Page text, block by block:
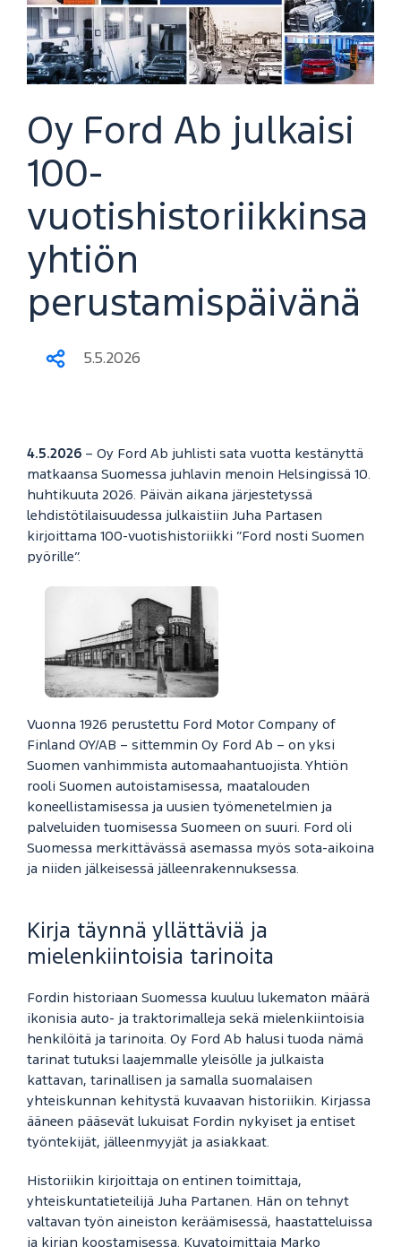
Oy Ford Ab julkaisi
100-
vuotishistoriikkinsa
yhtiön
perustamispäivänä
Jaa 5.5.2026
4.5.2026 – Oy Ford Ab juhlisti sata vuotta kestänyttä
matkaansa Suomessa juhlavin menoin Helsingissä 10.
huhtikuuta 2026. Päivän aikana järjestetyssä
lehdistötilaisuudessa julkaistiin Juha Partasen
kirjoittama 100-vuotishistoriikki ”Ford nosti Suomen
pyörille”.
Vuonna 1926 perustettu Ford Motor Company of
Finland OY/AB – sittemmin Oy Ford Ab – on yksi
Suomen vanhimmista automaahantuojista. Yhtiön
rooli Suomen autoistamisessa, maatalouden
koneellistamisessa ja uusien työmenetelmien ja
palveluiden tuomisessa Suomeen on suuri. Ford oli
Suomessa merkittävässä asemassa myös sota-aikoina
ja niiden jälkeisessä jälleenrakennuksessa.
Kirja täynnä yllättäviä ja
mielenkiintoisia tarinoita
Fordin historiaan Suomessa kuuluu lukematon määrä
ikonisia auto- ja traktorimalleja sekä mielenkiintoisia
henkilöitä ja tarinoita. Oy Ford Ab halusi tuoda nämä
tarinat tutuksi laajemmalle yleisölle ja julkaista
kattavan, tarinallisen ja samalla suomalaisen
yhteiskunnan kehitystä kuvaavan historiikin. Kirjassa
ääneen pääsevät lukuisat Fordin nykyiset ja entiset
työntekijät, jälleenmyyjät ja asiakkaat.
Historiikin kirjoittaja on entinen toimittaja,
yhteiskuntatieteilijä Juha Partanen. Hän on tehnyt
valtavan työn aineiston keräämisessä, haastatteluissa
ja kirjan koostamisessa. Kuvatoimittaja Marko